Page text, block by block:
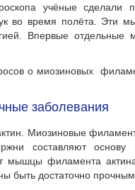
учёные сделали
во время полёта. Эти
Впервые
о миозиновых
заболевания
Миозиновые
составляют
мышцы филамента
быть достаточно